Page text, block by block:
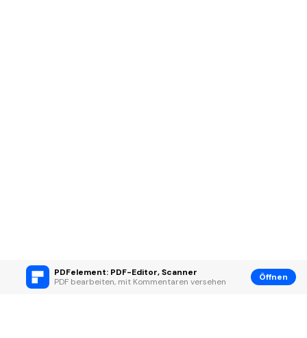
PDFelement: PDF-Editor, Scanner
PDF bearbeiten, mit Kommentaren versehen
Öffnen